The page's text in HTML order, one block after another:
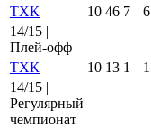
ТХК
10 46 7 6
14/15 |
Плей-офф
ТХК
10 13 1 1
14/15 |
Регулярный
чемпионат